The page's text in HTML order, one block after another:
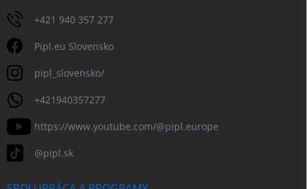
+421 940 357 277
Pipl.eu Slovensko
pipl_slovensko/
+421940357277
https://www.youtube.com/@pipl.europe
@pipl.sk